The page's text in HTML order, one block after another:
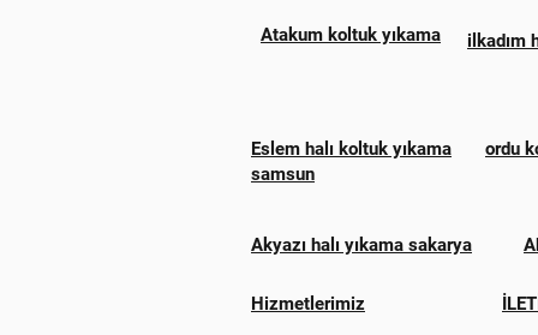
Atakum koltuk yıkama ilkadım
Eslem halı koltuk yıkama
samsun
ordu
Akyazı halı yıkama sakarya
Hizmetlerimiz